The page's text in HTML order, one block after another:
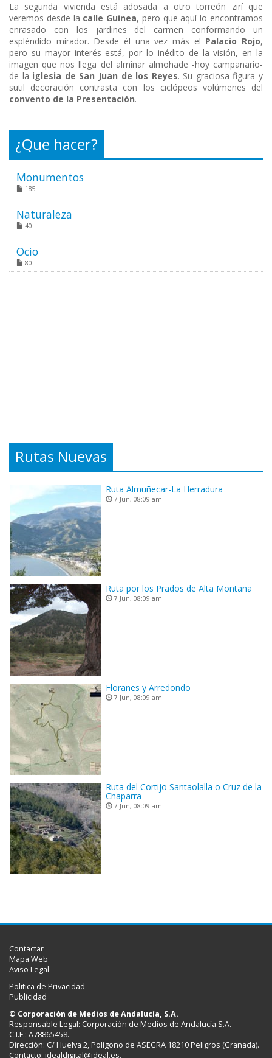
La segunda vivienda está adosada a otro torreón zirí que
veremos desde la calle Guinea, pero que aquí lo encontramos
enrasado con los jardines del carmen conformando un
espléndido mirador. Desde él una vez más el Palacio Rojo,
pero su mayor interés está, por lo inédito de la visión, en la
imagen que nos llega del alminar almohade -hoy campanario-
de la iglesia de San Juan de los Reyes. Su graciosa figura y
sutil decoración contrasta con los ciclópeos volúmenes del
convento de la Presentación.
¿Que hacer?
Monumentos
185
Naturaleza
40
Ocio
80
Rutas Nuevas
Ruta Almuñecar-La Herradura
7 Jun, 08:09 am
Ruta por los Prados de Alta Montaña
7 Jun, 08:09 am
Floranes y Arredondo
7 Jun, 08:09 am
Ruta del Cortijo Santaolalla o Cruz de la
Chaparra
7 Jun, 08:09 am
Contactar
Mapa Web
Aviso Legal
Politica de Privacidad
Publicidad
© Corporación de Medios de Andalucía, S.A.
Responsable Legal: Corporación de Medios de Andalucía S.A.
C.I.F.: A78865458.
Dirección: C/ Huelva 2, Polígono de ASEGRA 18210 Peligros (Granada).
Contacto: idealdigital@ideal.es.